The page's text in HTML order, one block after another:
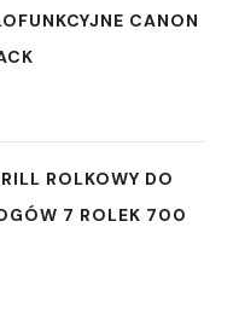
CANON
ROLKOWY DO
7 ROLEK 700